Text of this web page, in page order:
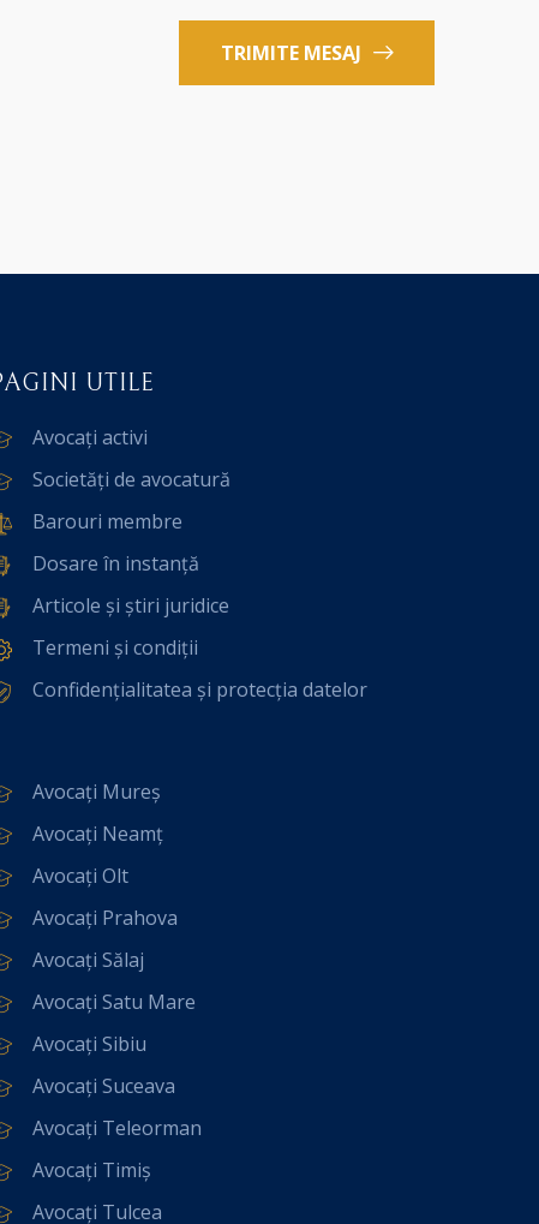
TRIMITE MESAJ
UTILE
Avocați activi
Societăți de avocatură
Barouri membre
Dosare în instanță
Articole și știri juridice
Termeni și condiții
Confidențialitatea și protecția datelor
Avocați Mureș
Avocați Neamț
Avocați Olt
Avocați Prahova
Avocați Sălaj
Avocați Satu Mare
Avocați Sibiu
Avocați Suceava
Avocați Teleorman
Avocați Timiș
Avocați Tulcea